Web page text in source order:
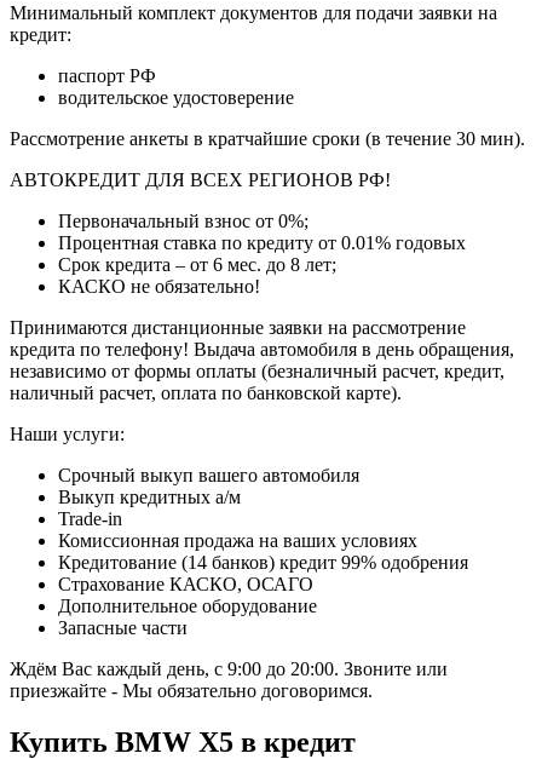
Минимальный комплект документов для подачи заявки на
кредит:
паспорт РФ
водительское удостоверение
Рассмотрение анкеты в кратчайшие сроки (в течение 30 мин).
АВТОКРЕДИТ ДЛЯ ВСЕХ РЕГИОНОВ РФ!
Первоначальный взнос от 0%;
Процентная ставка по кредиту от 0.01% годовых
Срок кредита – от 6 мес. до 8 лет;
КАСКО не обязательно!
Принимаются дистанционные заявки на рассмотрение
кредита по телефону! Выдача автомобиля в день обращения,
независимо от формы оплаты (безналичный расчет, кредит,
наличный расчет, оплата по банковской карте).
Наши услуги:
Срочный выкуп вашего автомобиля
Выкуп кредитных а/м
Trade-in
Комиссионная продажа на ваших условиях
Кредитование (14 банков) кредит 99% одобрения
Страхование КАСКО, ОСАГО
Дополнительное оборудование
Запасные части
Ждём Вас каждый день, с 9:00 до 20:00. Звоните или
приезжайте - Мы обязательно договоримся.
Купить BMW X5 в кредит